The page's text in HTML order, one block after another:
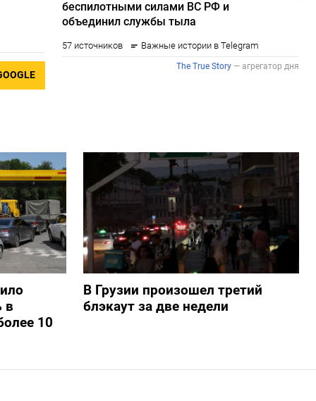
в
10
В Грузии произошел третий
блэкаут за две недели